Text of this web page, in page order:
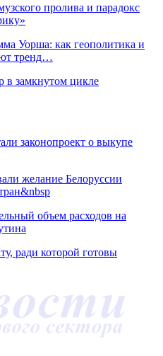
пролива и парадокс
Уорша: как геополитика и
тренд…
в замкнутом цикле
законопроект о выкупе
желание Белоруссии
объем расходов на
ради которой готовы